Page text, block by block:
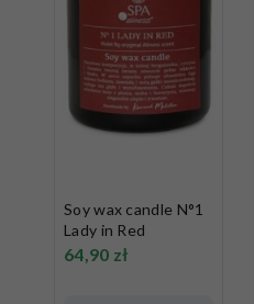
Soy wax candle N°1
Lady in Red
64,90 zł